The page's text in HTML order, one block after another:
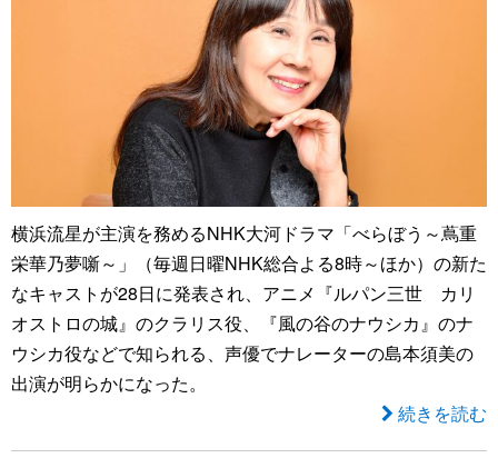
横浜流星が主演を務めるNHK大河ドラマ「べらぼう～蔦重
栄華乃夢噺～」（毎週日曜NHK総合よる8時～ほか）の新た
なキャストが28日に発表され、アニメ『ルパン三世 カリ
オストロの城』のクラリス役、『風の谷のナウシカ』のナ
ウシカ役などで知られる、声優でナレーターの島本須美の
出演が明らかになった。
続きを読む